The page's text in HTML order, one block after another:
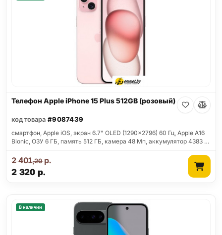
Телефон Apple iPhone 15 Plus 512GB (розовый)
код товара #9087439
смартфон, Apple iOS, экран 6.7" OLED (1290x2796) 60 Гц, Apple A16
Bionic, ОЗУ 6 ГБ, память 512 ГБ, камера 48 Мп, аккумулятор 4383 …
2 320 р.
2 401,20р.
В наличии